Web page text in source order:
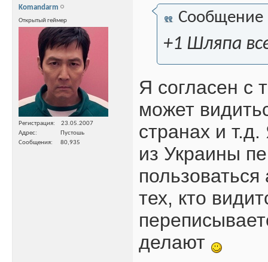
Komandarm
Открытый геймер
Регистрация
23.05.2007
Адрес
Пустошь
Сообщения
80,935
Сообщение
+1 Шляпа
Я согласен с
может
странах и
из Украины
тех, кто
делают